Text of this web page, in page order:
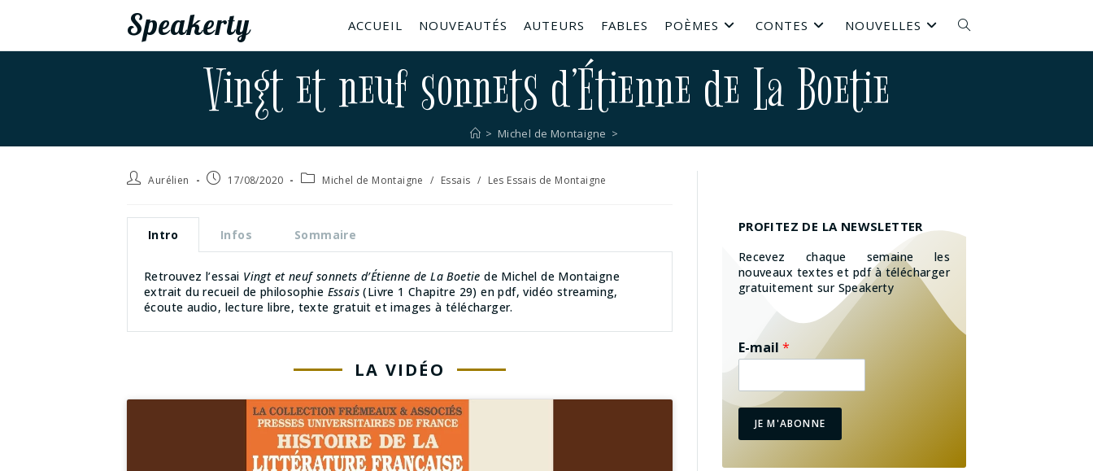
Speakerty ACCUEIL NOUVEAUTÉS AUTEURS FABLES POÈMES CONTES NOUVELLES
Vingt et neuf sonnets d’Étienne de La Boetie
> Michel de Montaigne >
Aurélien 17/08/2020 Michel de Montaigne / Essais / Les Essais de Montaigne
Intro Infos Sommaire
Retrouvez l’essai Vingt et neuf sonnets d’Étienne de La Boetie de Michel de Montaigne
extrait du recueil de philosophie Essais (Livre 1 Chapitre 29) en pdf, vidéo streaming,
écoute audio, lecture libre, texte gratuit et images à télécharger.
LA VIDÉO
PROFITEZ DE LA NEWSLETTER
Recevez chaque semaine les
nouveaux textes et pdf à télécharger
gratuitement sur Speakerty
E-mail *
JE M'ABONNE